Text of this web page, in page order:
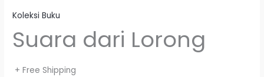
Koleksi Buku
Suara dari Lorong
+ Free Shipping